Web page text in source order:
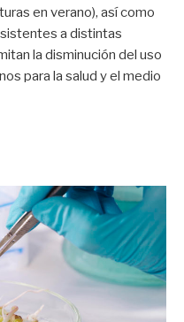
en verano), así como
a distintas
la disminución del uso
para la salud y el medio